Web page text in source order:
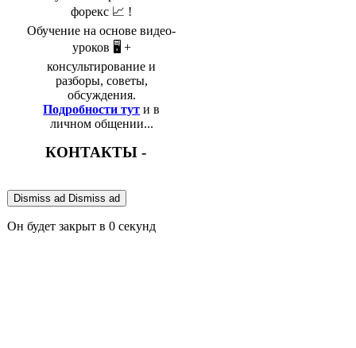
форекс 📈 !
Обучение на основе видео-
уроков 🖥️ +
консультирование и
разборы, советы,
обсуждения.
Подробности тут и в
личном общении...
КОНТАКТЫ -
Dismiss ad Dismiss ad
Он будет закрыт в 0 секунд